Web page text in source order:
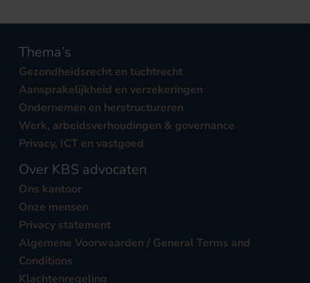
Thema’s
Gezondheidsrecht en tuchtrecht
Aansprakelijkheid en verzekeringen
Ondernemen en herstructureren
Werk, arbeidsverhoudingen & governance
Privacy, ICT en vastgoed
Over KBS advocaten
Ons kantoor
Onze mensen
Privacy statement
Algemene Voorwaarden / General Terms and
Conditions
Klachtenregeling